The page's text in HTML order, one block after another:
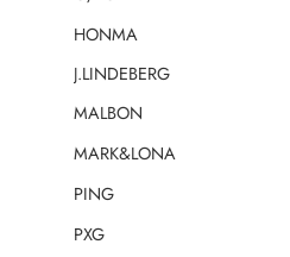
HONMA
J.LINDEBERG
MALBON
MARK&LONA
PING
PXG